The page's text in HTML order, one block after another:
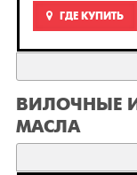
ГДЕ КУПИТЬ
ВИЛОЧНЫЕ
МАСЛА